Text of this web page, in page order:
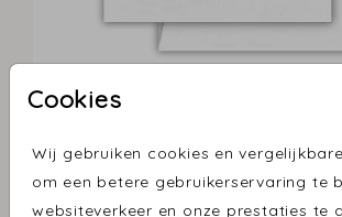
Cookies
Wij gebruiken cookies en
om een betere gebruikerservaring te
websiteverkeer en onze prestaties te
Wit 12,5 X 14
Aantal x 1 Prijs:€ 0,35